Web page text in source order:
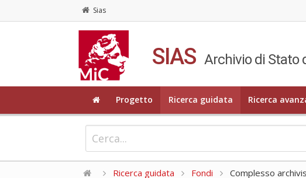
Sias
SIAS Archivio di Stato
Progetto Ricerca guidata Ricerca
Ricerca guidata Fondi Complesso